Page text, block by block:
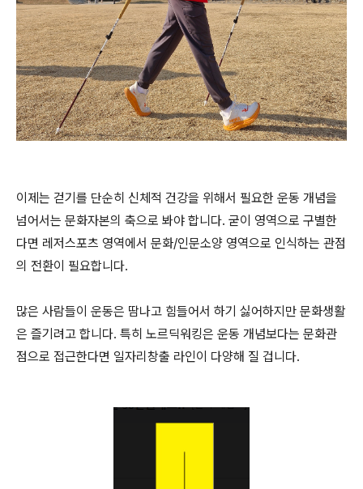
이제는 걷기를 단순히 신체적 건강을 위해서 필요한 운동 개념을
넘어서는 문화자본의 축으로 봐야 합니다. 굳이 영역으로 구별한
다면 레저스포츠 영역에서 문화/인문소양 영역으로 인식하는 관점
의 전환이 필요합니다.
많은 사람들이 운동은 땀나고 힘들어서 하기 싫어하지만 문화생활
은 즐기려고 합니다. 특히 노르딕워킹은 운동 개념보다는 문화관
점으로 접근한다면 일자리창출 라인이 다양해 질 겁니다.​